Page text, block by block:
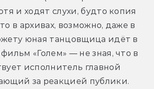
и ходят слухи, будто копия
в архивах, возможно, даже в
юная танцовщица идёт в
«Голем» — не зная, что в
исполнитель главной
за реакцией публики.